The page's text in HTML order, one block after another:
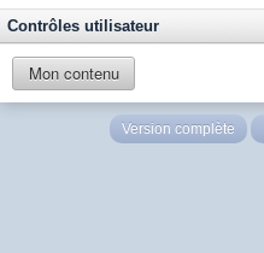
Contrôles utilisateur
Mon contenu
Version complète